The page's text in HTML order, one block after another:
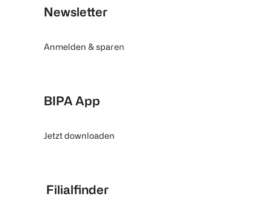
Newsletter
Anmelden & sparen
BIPA App
Jetzt downloaden
Filialfinder